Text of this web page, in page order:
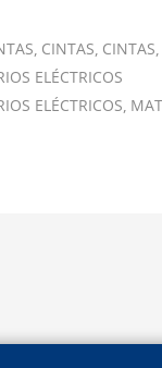
CINTAS CINTAS
ELÉCTRICOS
ELÉCTRICOS